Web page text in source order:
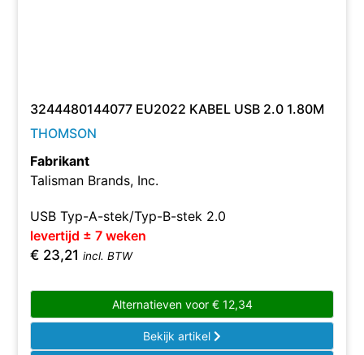
3244480144077 EU2022 KABEL USB 2.0 1.80M
THOMSON
Fabrikant
Talisman Brands, Inc.
USB Typ-A-stek/Typ-B-stek 2.0
levertijd ± 7 weken
€ 23,21 incl. BTW
Alternatieven voor €12,34
Bekijk artikel